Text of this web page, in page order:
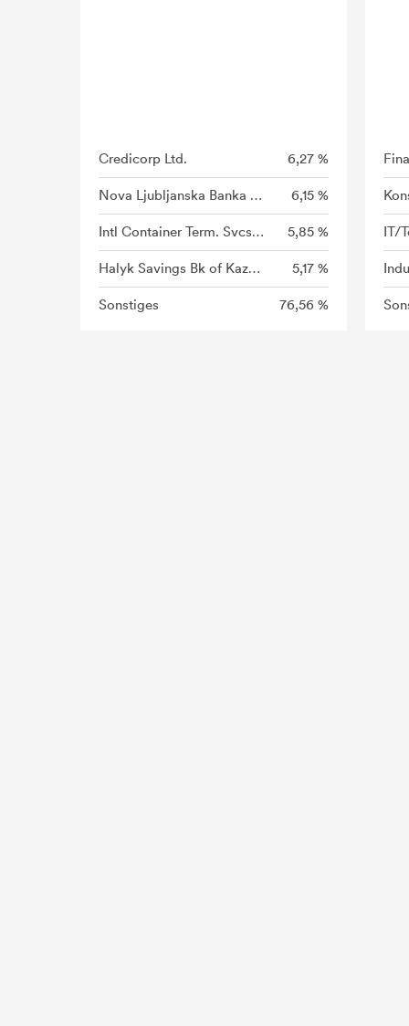
Credicorp Ltd. 6,27 %
Nova Ljubljanska Banka d.d. 6,15 %
Intl Container Term. Svcs Inc. 5,85 %
Halyk Savings Bk of Kazak.JSC 5,17 %
Sonstiges 76,56 %
IT/